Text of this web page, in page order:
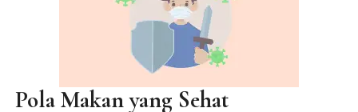
Pola Makan yang Sehat